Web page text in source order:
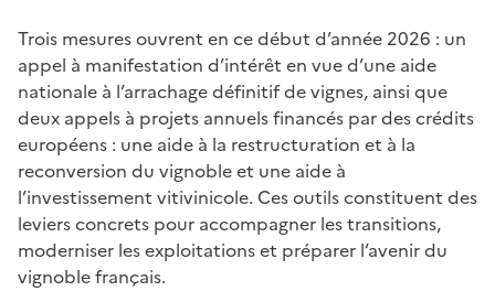
Trois mesures ouvrent en ce début d’année 2026 : un
appel à manifestation d’intérêt en vue d’une aide
nationale à l’arrachage définitif de vignes, ainsi que
deux appels à projets annuels financés par des crédits
européens : une aide à la restructuration et à la
reconversion du vignoble et une aide à
l’investissement vitivinicole. Ces outils constituent des
leviers concrets pour accompagner les transitions,
moderniser les exploitations et préparer l’avenir du
vignoble français.